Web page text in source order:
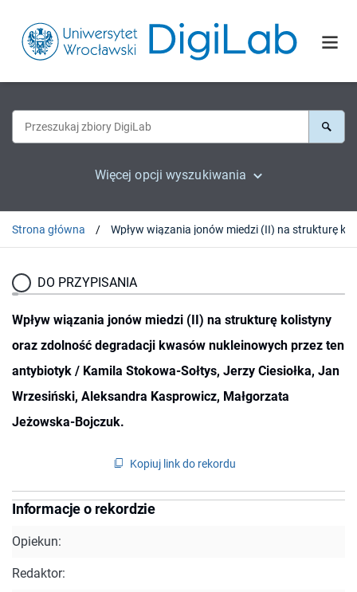
Więcej opcji wyszukiwania
Strona główna
DO PRZYPISANIA
Wpływ wiązania jonów miedzi (II) na strukturę kolistyny
oraz zdolność degradacji kwasów nukleinowych przez ten
antybiotyk / Kamila Stokowa-Sołtys, Jerzy Ciesiołka, Jan
Wrzesiński, Aleksandra Kasprowicz, Małgorzata
Jeżowska-Bojczuk.
Kopiuj link do rekordu
Informacje o rekordzie
Opiekun:
Redaktor: